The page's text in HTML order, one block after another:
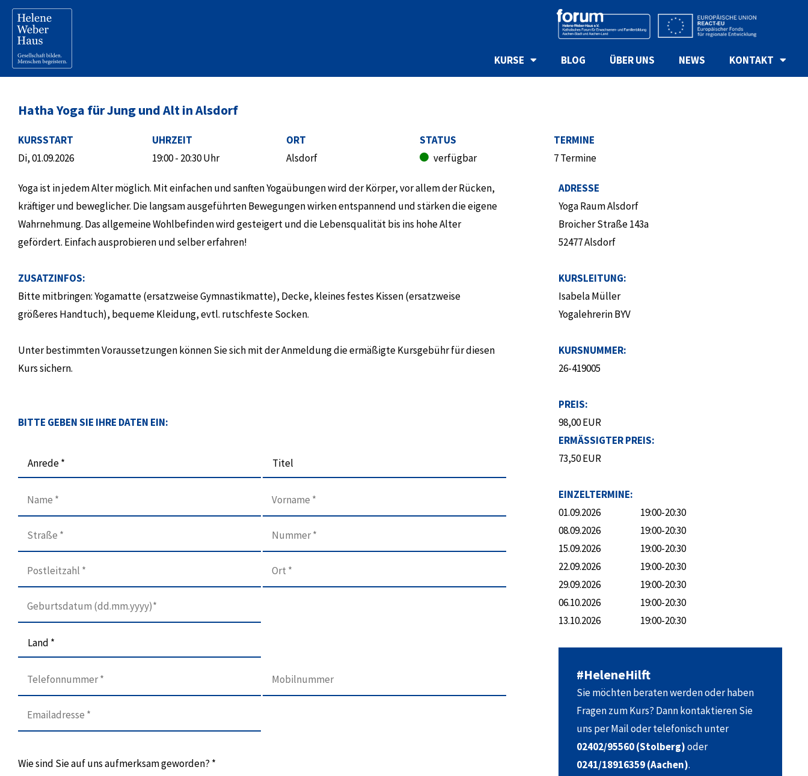
KURSE BLOG ÜBER UNS NEWS KONTAKT
Hatha Yoga für Jung und Alt in Alsdorf
KURSSTART UHRZEIT ORT STATUS
TERMINE
Di, 01.09.2026
19:00 - 20:30 Uhr Alsdorf verfügbar 7 Termine
Yoga ist in jedem Alter möglich. Mit einfachen und sanften Yogaübungen wird der Körper, vor allem der Rücken,
kräftiger und beweglicher. Die langsam ausgeführten Bewegungen wirken entspannend und stärken die eigene
Wahrnehmung. Das allgemeine Wohlbefinden wird gesteigert und die Lebensqualität bis ins hohe Alter
gefördert. Einfach ausprobieren und selber erfahren!
ZUSATZINFOS:
Bitte mitbringen: Yogamatte (ersatzweise Gymnastikmatte), Decke, kleines festes Kissen (ersatzweise
größeres Handtuch), bequeme Kleidung, evtl. rutschfeste Socken.
Unter bestimmten Voraussetzungen können Sie sich mit der Anmeldung die ermäßigte Kursgebühr für diesen
Kurs sichern.
BITTE GEBEN SIE IHRE DATEN EIN:
Anrede * Titel
Land *
Wie sind Sie auf uns aufmerksam geworden? *
ADRESSE
Yoga Raum Alsdorf
Broicher Straße 143a
52477 Alsdorf
KURSLEITUNG:
Isabela Müller
Yogalehrerin BYV
KURSNUMMER:
26-419005
PREIS:
98,00 EUR
ERMÄSSIGTER PREIS:
73,50 EUR
EINZELTERMINE:
01.09.2026
19:00-20:30
08.09.2026
19:00-20:30
15.09.2026
19:00-20:30
22.09.2026
19:00-20:30
29.09.2026
19:00-20:30
06.10.2026
19:00-20:30
13.10.2026
19:00-20:30
#HeleneHilft
Sie möchten beraten werden oder haben
Fragen zum Kurs? Dann kontaktieren Sie
uns per Mail oder telefonisch unter
02402/95560 (Stolberg)oder
0241/18916359 (Aachen).